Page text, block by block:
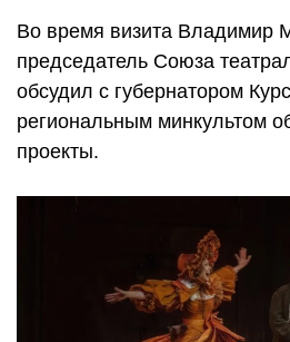
Во время визита Владимир
председатель Союза
обсудил с губернатором
региональным минкультом
проекты.